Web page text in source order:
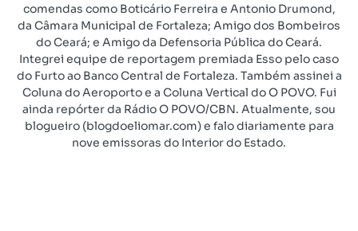
comendas como Boticário Ferreira e Antonio Drumond,
da Câmara Municipal de Fortaleza; Amigo dos Bombeiros
do Ceará; e Amigo da Defensoria Pública do Ceará.
Integrei equipe de reportagem premiada Esso pelo caso
do Furto ao Banco Central de Fortaleza. Também assinei a
Coluna do Aeroporto e a Coluna Vertical do O POVO. Fui
ainda repórter da Rádio O POVO/CBN. Atualmente, sou
blogueiro (blogdoeliomar.com) e falo diariamente para
nove emissoras do Interior do Estado.